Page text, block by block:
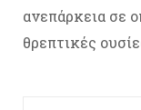
ανεπάρκεια σε
θρεπτικές